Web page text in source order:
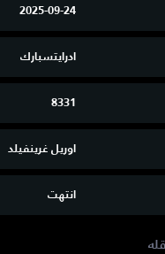
2025-09-24
ادرايتسبارك
8331
اوريل غرينفيلد
انتهت